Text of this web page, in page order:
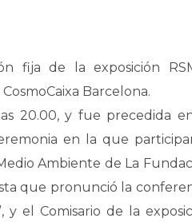
fija de la exposición
Barcelona.
20.00, y fue precedida
en la que
Ambiente de La
que pronunció la
y el Comisario de la